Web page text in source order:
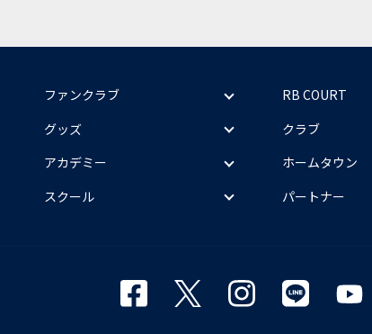
ファンクラブ
グッズ
アカデミー
スクール
RB COURT
クラブ
ホームタウン
パートナー